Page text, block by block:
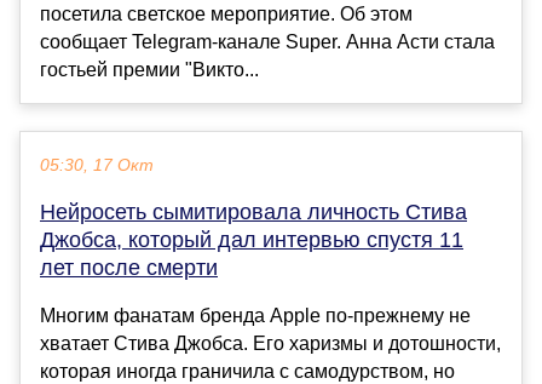
посетила светское мероприятие. Об этом
сообщает Telegram-канале Super. Анна Асти стала
гостьей премии "Викто...
05:30, 17 Окт
Нейросеть сымитировала личность Стива
Джобса, который дал интервью спустя 11
лет после смерти
Многим фанатам бренда Apple по-прежнему не
хватает Стива Джобса. Его харизмы и дотошности,
которая иногда граничила с самодурством, но